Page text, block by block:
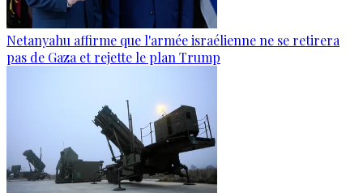
Netanyahu affirme que l'armée israélienne ne se retirera
pas de Gaza et rejette le plan Trump